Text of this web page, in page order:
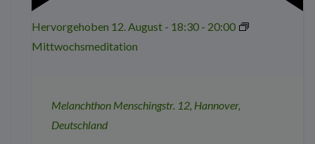
Hervorgehoben 12. August - 18:30 - 20:00
Mittwochsmeditation
Melanchthon Menschingstr. 12, Hannover,
Deutschland